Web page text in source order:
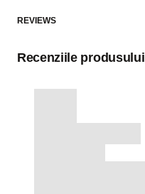
REVIEWS
Recenziile produsului